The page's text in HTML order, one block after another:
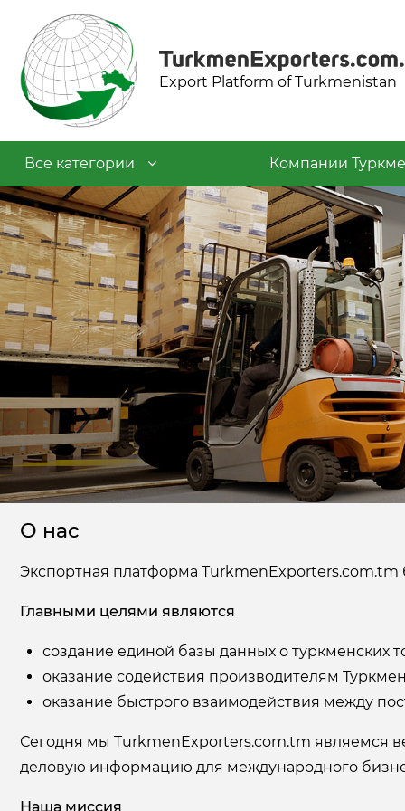
Export Platform of Turkmenistan
Все категории Компании
Текстильная промышленность
Пищевая промышленность
Нефтехимическая
промышленность
Промышленность строительных
материалов
Фармацевтическая
промышленность
по уходу
Транспортные & Логистические
услуги
Туризм & Туристические услуги
О нас
Экспортная платформа TurkmenExporters.com.tm
Главными целями являются
создание единой базы данных о туркменских
оказание содействия производителям
оказание быстрого взаимодействия между
Сегодня мы TurkmenExporters.com.tm являемся
деловую информацию для международного
Наша миссия